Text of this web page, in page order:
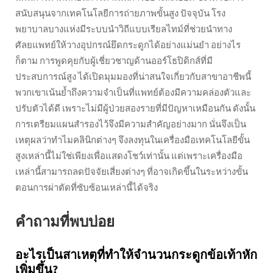
สนับสนุนจากเทคโนโลยีการถ่ายภาพขั้นสูง ปัจจุบัน โรง
พยาบาลบางแห่งมีระบบนำวิถีแบบเรียลไทม์ที่ช่วยนำทาง
ศัลยแพทย์ให้วางอุปกรณ์ยึดกระดูกได้อย่างแม่นยำ อย่างไร
ก็ตาม การพูดคุยกับผู้เชี่ยวชาญด้านออร์โธปิดิกส์ที่มี
ประสบการณ์สูง ได้เปิดมุมมองที่น่าสนใจเกี่ยวกับสาขาอาชีพนี้
พวกเขาเน้นย้ำถึงความจำเป็นที่แพทย์ต้องมีความคล่องตัวและ
ปรับตัวได้ดี เพราะไม่มีผู้ป่วยสองรายที่มีปัญหาเหมือนกัน ดังนั้น
การเตรียมแผนสำรองไว้จึงมีความสำคัญอย่างมาก นั่นจึงเป็น
เหตุผลว่าทำไมคลินิกต่างๆ จึงลงทุนในเครื่องมือเทคโนโลยีขั้น
สูงเหล่านี้ไม่ใช่เพียงเพื่อแสดงโชว์เท่านั้น แต่เพราะเครื่องมือ
เหล่านี้สามารถลดปัจจัยเสี่ยงต่างๆ ที่อาจเกิดขึ้นในระหว่างขั้น
ตอนการผ่าตัดที่ซับซ้อนเหล่านี้ได้จริง
คำถามที่พบบ่อย
อะไรเป็นสาเหตุที่ทำให้จำนวนกระดูกข้อเท้าหัก
เพิ่มขึ้น?